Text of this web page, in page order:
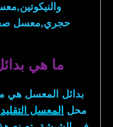
حجري,معسل
ما هي
بدائل المعسل هي
محل
المعسل